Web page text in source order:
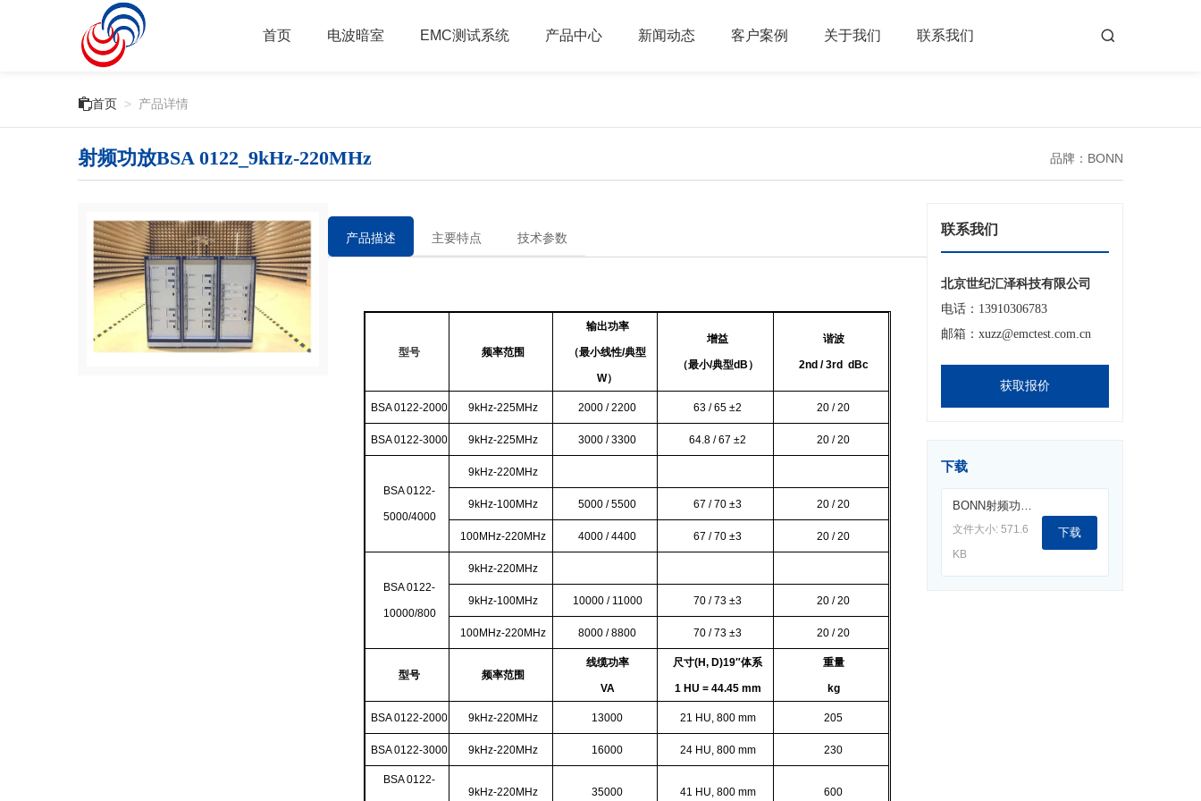
首页 电波暗室 EMC测试系统 产品中心 新闻动态 客户案例 关于我们 联系我们
首页 > 产品详情
射频功放BSA 0122_9kHz-220MHz 品牌：BONN
产品描述 主要特点 技术参数
型号 频率范围
输出功率
（最小线性/典型
W）
增益
（最小/典型dB）
谐波
2nd / 3rd dBc
BSA 0122-2000 9kHz-225MHz 2000 / 2200 63 / 65±2 20 / 20
BSA 0122-3000 9kHz-225MHz 3000 / 3300 64.8 / 67±2 20 / 20
BSA 0122-
5000/4000
9kHz-220MHz
9kHz-100MHz 5000 / 5500 67 / 70±3 20 / 20
100MHz-220MHz 4000 / 4400 67 / 70 ±3 20 / 20
BSA 0122-
10000/800
9kHz-220MHz
9kHz-100MHz 10000 / 11000 70 / 73±3 20 / 20
100MHz-220MHz 8000 / 8800 70 / 73 ±3 20 / 20
型号 频率范围
线缆功率
VA
尺寸(H, D)19″体系
1 HU = 44.45 mm
重量
kg
BSA 0122-2000 9kHz-220MHz 13000 21 HU, 800 mm 205
BSA 0122-3000 9kHz-220MHz 16000 24 HU, 800 mm 230
BSA 0122-
9kHz-220MHz 35000 41 HU, 800 mm 600
联系我们
北京世纪汇泽科技有限公司
电话：13910306783
邮箱：xuzz@emctest.com.cn
获取报价
下载
BONN射频功放BSA0122_9kHz-220MHz.pdf
文件大小: 571.6
KB
下载